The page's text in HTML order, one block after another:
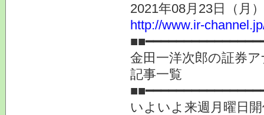
2021年08月23日（
http://www.ir-
金田一洋次郎の証券
記事一覧
いよいよ来週月曜日